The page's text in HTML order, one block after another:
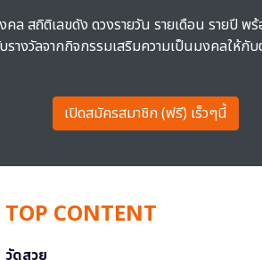
คล สถิติเลขดัง ดวงรายวัน รายเดือน รายปี พ
รางวัลจากกิจกรรมเสริมความเป็นมงคลให้กับ
เปิดสมัครสมาชิก (ฟรี) เร็วๆนี้
TOP CONTENT
วัดสวย